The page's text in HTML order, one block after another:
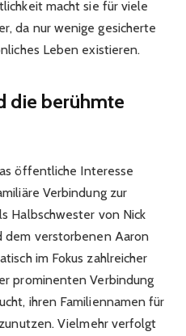
macht sie für viele
da nur wenige gesicherte
Leben existieren.
die berühmte
öffentliche Interesse
Verbindung zur
Halbschwester von Nick
dem verstorbenen Aaron
im Fokus zahlreicher
prominenten Verbindung
ihren Familiennamen für
Vielmehr verfolgt